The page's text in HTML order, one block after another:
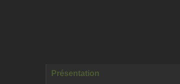
Présentation